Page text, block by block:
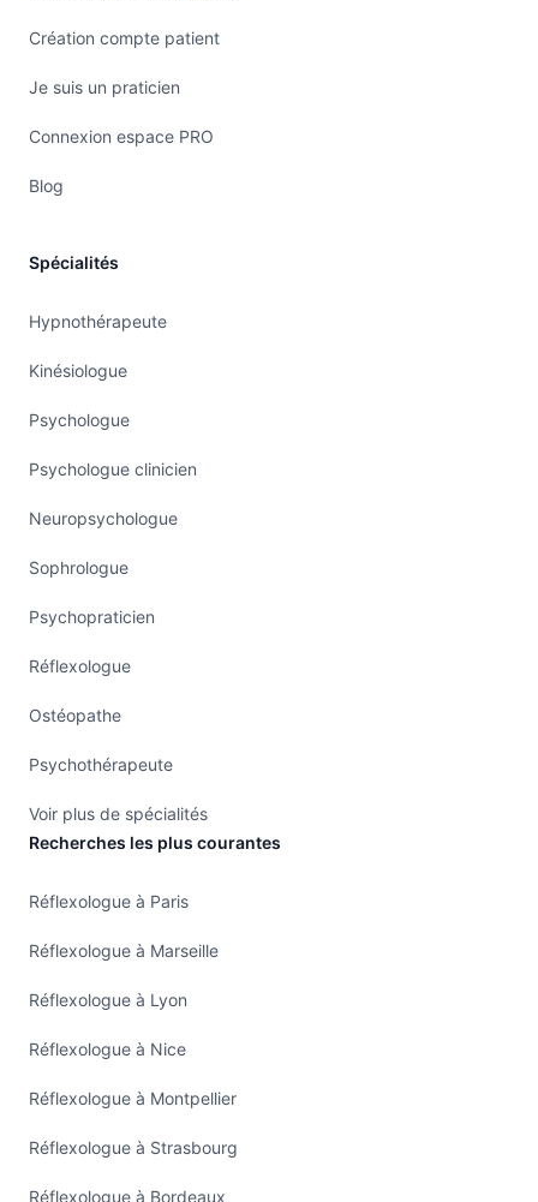
Création compte patient
Je suis un praticien
Connexion espace PRO
Blog
Spécialités
Hypnothérapeute
Kinésiologue
Psychologue
Psychologue clinicien
Neuropsychologue
Sophrologue
Psychopraticien
Réflexologue
Ostéopathe
Psychothérapeute
Voir plus de spécialités
Recherches les plus courantes
Réflexologue à Paris
Réflexologue à Marseille
Réflexologue à Lyon
Réflexologue à Nice
Réflexologue à Montpellier
Réflexologue à Strasbourg
Réflexologue à Bordeaux